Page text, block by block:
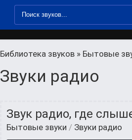
Библиотека звуков » Бытовые
Звуки радио
Звук радио, где
Бытовые звуки / Звуки радио